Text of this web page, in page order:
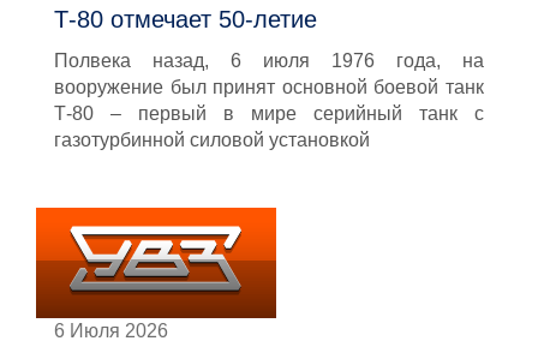
Т-80 отмечает 50-летие
Полвека назад, 6 июля 1976 года, на
вооружение был принят основной боевой танк
Т-80 – первый в мире серийный танк с
газотурбинной силовой установкой
6 Июля 2026